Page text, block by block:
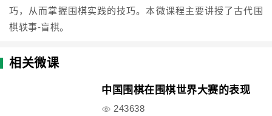
巧，从而掌握围棋实践的技巧。本微课程主要讲授了古代围
棋轶事-盲棋。
相关微课
中国围棋在围棋世界大赛的表现
243638